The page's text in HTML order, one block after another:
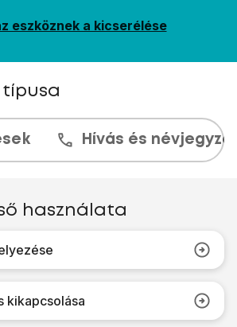
eszköznek a kicserélése
típusa
Hívás és
használata
kikapcsolása